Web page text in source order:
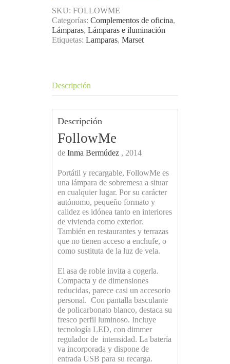
SKU: FOLLOWME
Categorías: Complementos de oficina,
Lámparas, Lámparas e iluminación
Etiquetas: Lamparas, Marset
Descripción
Descripción
FollowMe
de Inma Bermúdez, 2014
Portátil y recargable, FollowMe es
una lámpara de sobremesa a situar
en cualquier lugar. Por su carácter
autónomo, pequeño formato y
calidez es idónea tanto en interiores
de vivienda como exterior.
También en restaurantes y terrazas
que no tienen acceso a enchufe, o
como sustituta de la luz de vela.
El asa de roble invita a cogerla.
Compacta y de dimensiones
reducidas, parece casi un accesorio
personal. Con pantalla basculante
de policarbonato blanco, destaca su
fresco perfil luminoso. Incluye
tecnología LED, con dimmer
regulador de intensidad. La batería
va incorporada y dispone de
entrada USB para su recarga.